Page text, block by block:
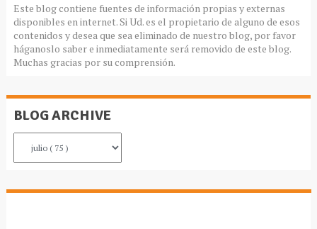
Este blog contiene fuentes de información propias y externas
disponibles en internet. Si Ud. es el propietario de alguno de esos
contenidos y desea que sea eliminado de nuestro blog, por favor
háganoslo saber e inmediatamente será removido de este blog.
Muchas gracias por su comprensión.
BLOG ARCHIVE